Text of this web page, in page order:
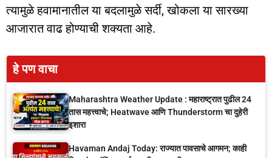
त्यामुळे हवामानातील या बदलामुळे सर्दी, खोकला या सारख्या
आजारात वाढ होण्याची शक्यता आहे.
हे पण वाचा
Maharashtra Weather Update : महाराष्ट्रात पुढील 24
तास महत्त्वाचे; Heatwave आणि Thunderstorm चा दुहेरी
इशारा
Havaman Andaj Today: राज्यात पावसाचे आगमन; काही